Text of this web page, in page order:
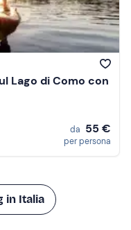
Lago di Como con
da 55 €
per persona
in Italia